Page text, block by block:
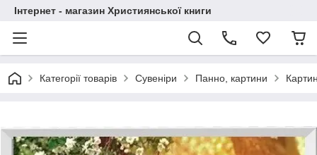
Інтернет - магазин Християнської книги
Категорії товарів Сувеніри Панно, картини